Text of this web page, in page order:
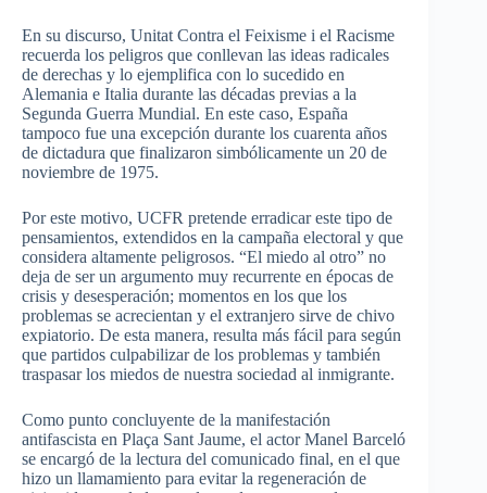
En su discurso, Unitat Contra el Feixisme i el Racisme
recuerda los peligros que conllevan las ideas radicales
de derechas y lo ejemplifica con lo sucedido en
Alemania e Italia durante las décadas previas a la
Segunda Guerra Mundial. En este caso, España
tampoco fue una excepción durante los cuarenta años
de dictadura que finalizaron simbólicamente un 20 de
noviembre de 1975.
Por este motivo, UCFR pretende erradicar este tipo de
pensamientos, extendidos en la campaña electoral y que
considera altamente peligrosos. “El miedo al otro” no
deja de ser un argumento muy recurrente en épocas de
crisis y desesperación; momentos en los que los
problemas se acrecientan y el extranjero sirve de chivo
expiatorio. De esta manera, resulta más fácil para según
que partidos culpabilizar de los problemas y también
traspasar los miedos de nuestra sociedad al inmigrante.
Como punto concluyente de la manifestación
antifascista en Plaça Sant Jaume, el actor Manel Barceló
se encargó de la lectura del comunicado final, en el que
hizo un llamamiento para evitar la regeneración de